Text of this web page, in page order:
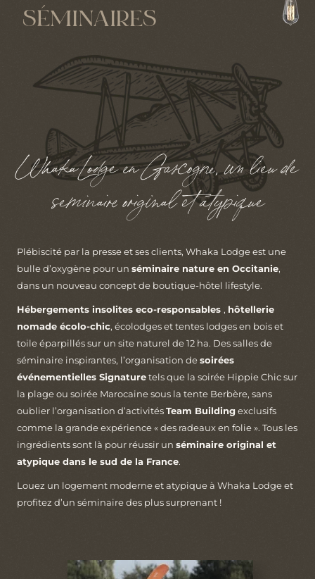
SÉMINAIRES
Whaka Lodge en Gascogne, un lieu de
séminaire original et atypique
Plébiscité par la presse et ses clients, Whaka Lodge est une
bulle d’oxygène pour un séminaire nature en Occitanie,
dans un nouveau concept de boutique-hôtel lifestyle.
Hébergements insolites eco-responsables , hôtellerie
nomade écolo-chic, écolodges et tentes lodges en bois et
toile éparpillés sur un site naturel de 12 ha. Des salles de
séminaire inspirantes, l’organisation desoirées
événementielles Signaturetels que la soirée Hippie Chic sur
la plage ou soirée Marocaine sous la tente Berbère, sans
oublier l’organisation d’activitésTeam Buildingexclusifs
comme la grande expérience « des radeaux en folie ». Tous les
ingrédients sont là pour réussir un séminaire original et
atypique dans le sud de la France.
Louez un logement moderne et atypique à Whaka Lodge et
profitez d’un séminaire des plus surprenant !